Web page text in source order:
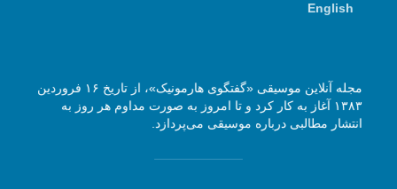
English
مجله آنلاین موسیقی «گفتگوی هارمونیک»، از تاریخ ۱۶ فروردین
۱۳۸۳ آغاز به کار کرد و تا امروز به صورت مداوم هر روز به
انتشار مطالبی درباره موسیقی می‌پردازد.